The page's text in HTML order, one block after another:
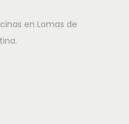
en Lomas de